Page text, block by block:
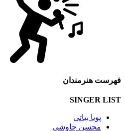
فهرست هنرمندان
SINGER LIST
پویا بیاتی
محسن چاوشی